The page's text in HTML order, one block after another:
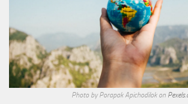
Photo by Porapak Apichodilok on